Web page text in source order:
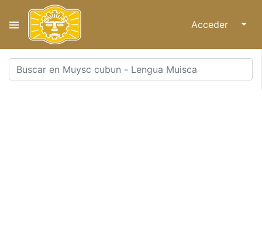
Acceder ↓